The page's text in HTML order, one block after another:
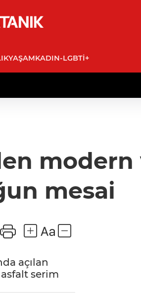
YAŞAMKADIN-LGBTİ+
modern
mesai
açılan
serim